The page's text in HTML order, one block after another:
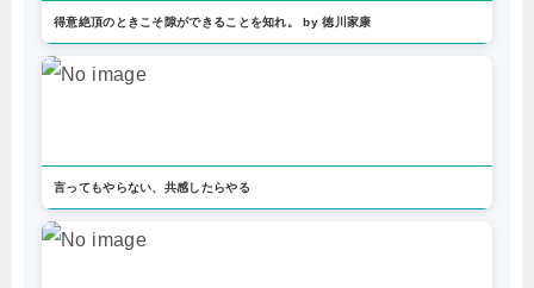
得意絶頂のときこそ隙ができることを知れ。 by 徳川家康
言ってもやらない、共感したらやる